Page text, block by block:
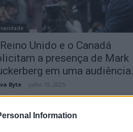
Information
Unido e o Canadá
a presença de Mark
em uma audiência.
Byte julho 19, 2025